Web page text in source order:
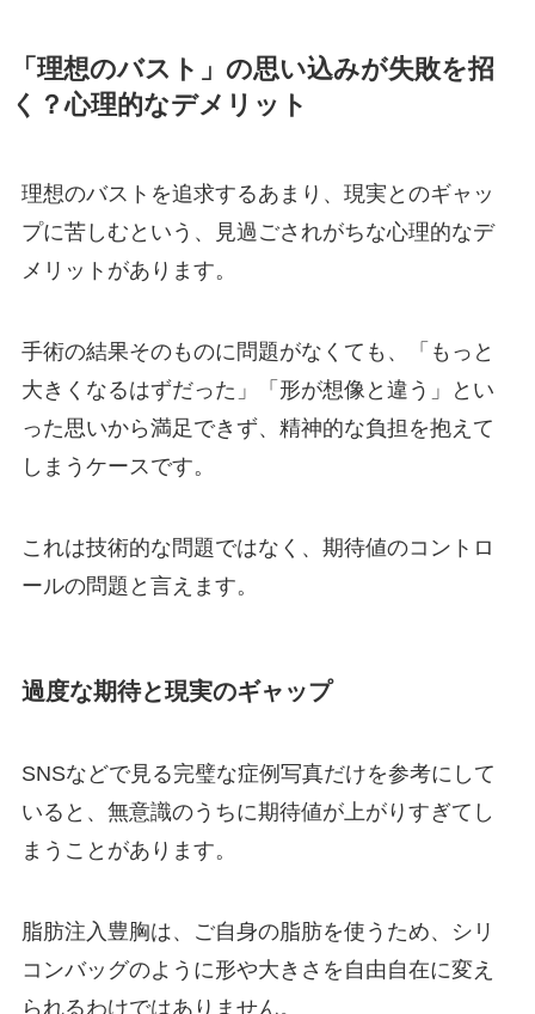
「理想のバスト」の思い込みが失敗を招
く？心理的なデメリット
理想のバストを追求するあまり、現実とのギャッ
プに苦しむという、見過ごされがちな心理的なデ
メリットがあります。
手術の結果そのものに問題がなくても、「もっと
大きくなるはずだった」「形が想像と違う」とい
った思いから満足できず、精神的な負担を抱えて
しまうケースです。
これは技術的な問題ではなく、期待値のコントロ
ールの問題と言えます。
過度な期待と現実のギャップ
SNSなどで見る完璧な症例写真だけを参考にして
いると、無意識のうちに期待値が上がりすぎてし
まうことがあります。
脂肪注入豊胸は、ご自身の脂肪を使うため、シリ
コンバッグのように形や大きさを自由自在に変え
られるわけではありません。